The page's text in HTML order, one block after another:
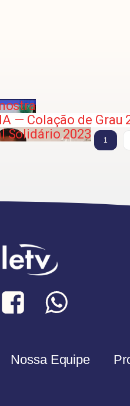
— Colação de Grau
Solidário 2023 1
Nossa Equipe